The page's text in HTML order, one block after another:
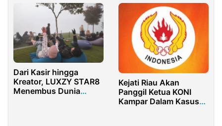
Dari Kasir hingga
Kreator, LUXZY STAR8
Menembus Dunia
Kejati Riau Akan
Panggil Ketua KONI
Kampar Dalam Kasus